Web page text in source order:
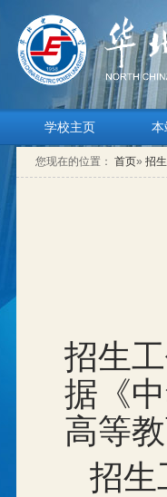
学校主页 本
您现在的位置： 首页» 招
招生
据《
高等
招生